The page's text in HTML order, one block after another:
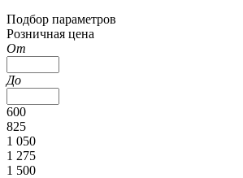
Подбор параметров
Розничная цена
От
До
600
825
1 050
1 275
1 500